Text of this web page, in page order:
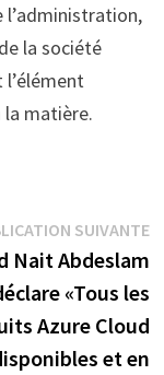
l’administration,
la société
matière.
SUIVANTE
Nait Abdeslam
«Tous les
Azure Cloud
et en